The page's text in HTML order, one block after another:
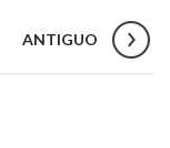
ANTIGUO